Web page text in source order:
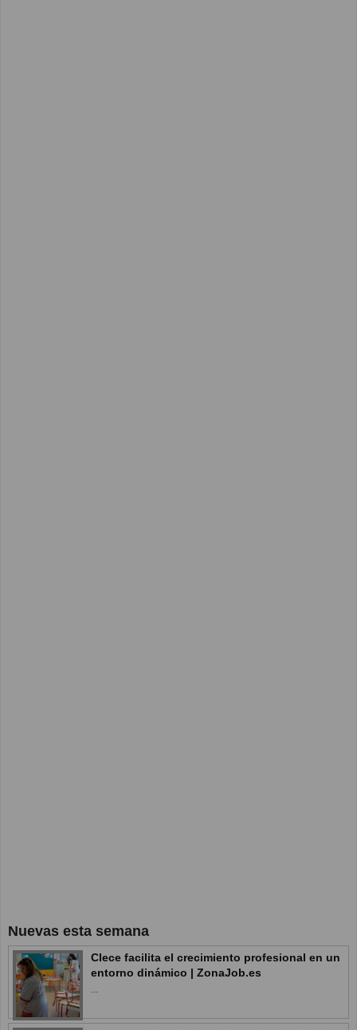
Nuevas esta semana
Clece facilita el crecimiento profesional en un
entorno dinámico | ZonaJob.es